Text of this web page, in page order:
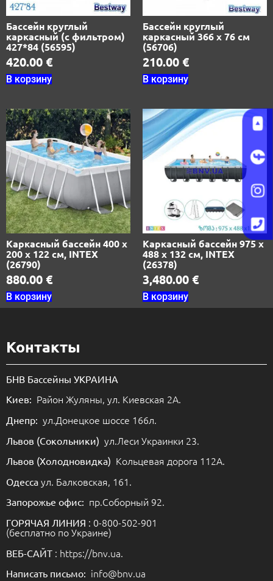
Бассейн круглый
каркасный (с фильтром)
427*84 (56595)
420.00 €
В корзину
Бассейн круглый
каркасный 366 х 76 см
(56706)
210.00 €
В корзину
Каркасный бассейн 400 х
200 х 122 см, INTEX
(26790)
880.00 €
В корзину
Каркасный бассейн 975 х
488 х 132 см, INTEX
(26378)
3,480.00 €
В корзину
Контакты
БНВ Бассейны УКРАИНА
Киев: Район Жуляны, ул. Киевская 2А.
Днепр: ул.Донецкое шоссе 166л.
Львов (Сокольники) ул.Леси Украинки 23.
Львов (Холодновидка) Кольцевая дорога 112А.
Одесса ул. Балковская, 161.
Запорожье офис: пр.Соборный 92.
ГОРЯЧАЯ ЛИНИЯ : 0-800-502-901
(бесплатно по Украине)
ВЕБ-САЙТ : https://bnv.ua.
Написать письмо: info@bnv.ua